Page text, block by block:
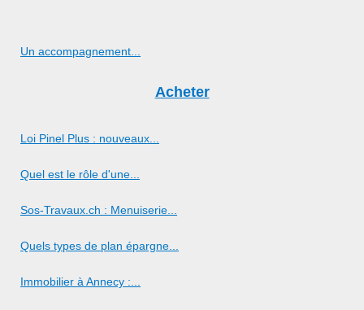
Un accompagnement...
Acheter
Loi Pinel Plus : nouveaux...
Quel est le rôle d'une...
Sos-Travaux.ch : Menuiserie...
Quels types de plan épargne...
Immobilier à Annecy :...